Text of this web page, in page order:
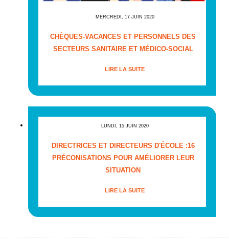
MERCREDI, 17 JUIN 2020
CHÈQUES-VACANCES ET PERSONNELS DES
SECTEURS SANITAIRE ET MÉDICO-SOCIAL
LIRE LA SUITE
LUNDI, 15 JUIN 2020
DIRECTRICES ET DIRECTEURS D'ÉCOLE :16
PRÉCONISATIONS POUR AMÉLIORER LEUR
SITUATION
LIRE LA SUITE